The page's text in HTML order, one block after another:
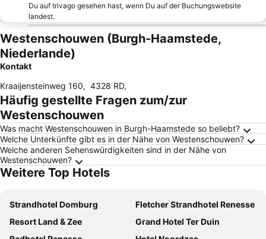
Du auf trivago gesehen hast, wenn Du auf der Buchungswebsite
landest.
Westenschouwen (Burgh-Haamstede,
Niederlande)
Kontakt
Kraaijensteinweg 160, 4328 RD,
Häufig gestellte Fragen zum/zur
Westenschouwen
Was macht Westenschouwen in Burgh-Haamstede so beliebt?
Welche Unterkünfte gibt es in der Nähe von Westenschouwen?
Welche anderen Sehenswürdigkeiten sind in der Nähe von
Westenschouwen?
Weitere Top Hotels
Strandhotel Domburg
Fletcher Strandhotel Renesse
Resort Land & Zee
Grand Hotel Ter Duin